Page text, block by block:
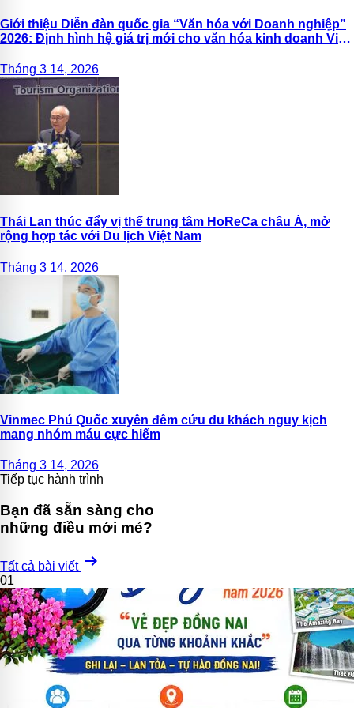
Giới thiệu Diễn đàn quốc gia “Văn hóa với Doanh nghiệp”
2026: Định hình hệ giá trị mới cho văn hóa kinh doanh Việt
Tháng 3 14, 2026
Thái Lan thúc đẩy vị thế trung tâm HoReCa châu Á, mở
rộng hợp tác với Du lịch Việt Nam
Tháng 3 14, 2026
Vinmec Phú Quốc xuyên đêm cứu du khách nguy kịch
mang nhóm máu cực hiếm
Tháng 3 14, 2026
Tiếp tục hành trình
Bạn đã sẵn sàng cho
những điều mới mẻ?
Tất cả bài viết arrow_right_alt
01